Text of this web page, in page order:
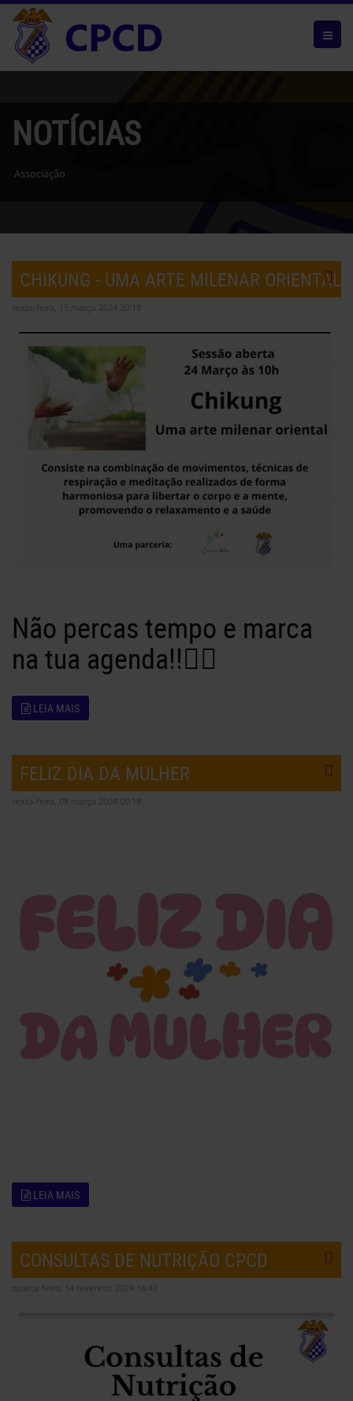
NOTÍCIAS
Associação
CHIKUNG - UMA ARTE MILENAR ORIENTAL
sexta-feira, 15 março 2024 20:18
Não percas tempo e marca
na tua agenda!!👌🏻
LEIA MAIS
FELIZ DIA DA MULHER
sexta-feira, 08 março 2024 09:18
LEIA MAIS
CONSULTAS DE NUTRIÇÃO CPCD
quarta-feira, 14 fevereiro 2024 16:41